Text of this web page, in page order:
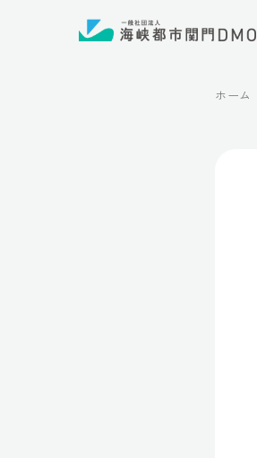
ホーム